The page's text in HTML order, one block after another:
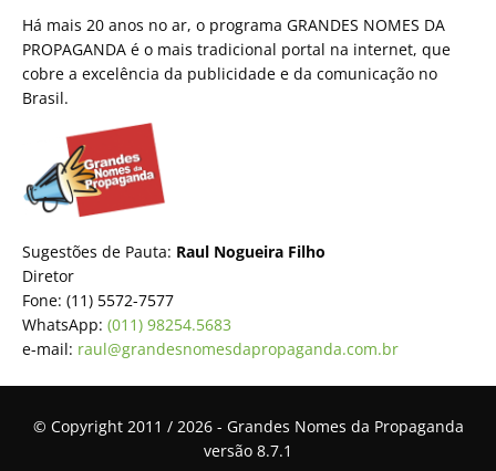
Há mais 20 anos no ar, o programa GRANDES NOMES DA
PROPAGANDA é o mais tradicional portal na internet, que
cobre a excelência da publicidade e da comunicação no
Brasil.
Sugestões de Pauta: Raul Nogueira Filho
Diretor
Fone: (11) 5572-7577
WhatsApp: (011) 98254.5683
e-mail: raul@grandesnomesdapropaganda.com.br
© Copyright 2011 / 2026 - Grandes Nomes da Propaganda
versão 8.7.1